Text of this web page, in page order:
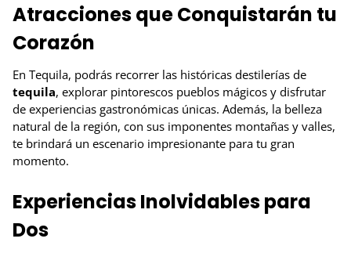
Atracciones que Conquistarán tu
Corazón
En Tequila, podrás recorrer las históricas destilerías de
tequila, explorar pintorescos pueblos mágicos y disfrutar
de experiencias gastronómicas únicas. Además, la belleza
natural de la región, con sus imponentes montañas y valles,
te brindará un escenario impresionante para tu gran
momento.
Experiencias Inolvidables para
Dos